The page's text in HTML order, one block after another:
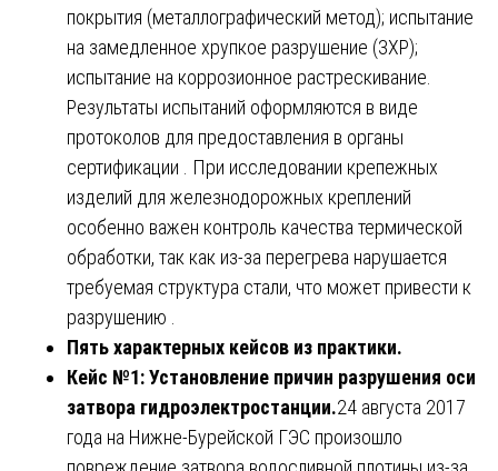
покрытия (металлографический метод); испытание
на замедленное хрупкое разрушение (ЗХР);
испытание на коррозионное растрескивание.
Результаты испытаний оформляются в виде
протоколов для предоставления в органы
сертификации . При исследовании крепежных
изделий для железнодорожных креплений
особенно важен контроль качества термической
обработки, так как из-за перегрева нарушается
требуемая структура стали, что может привести к
разрушению .
Пять характерных кейсов из практики.
Кейс №1: Установление причин разрушения оси
затвора гидроэлектростанции.24 августа 2017
года на Нижне-Бурейской ГЭС произошло